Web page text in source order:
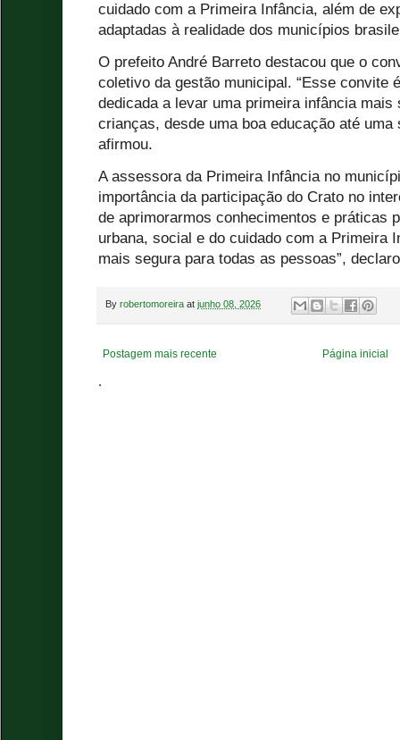
cuidado com a Primeira Infância, além de
adaptadas à realidade dos municípios
O prefeito André Barreto destacou que o
coletivo da gestão municipal. “Esse convite
dedicada a levar uma primeira infância mais
crianças, desde uma boa educação até uma
afirmou.
A assessora da Primeira Infância no
importância da participação do Crato no
de aprimorarmos conhecimentos e práticas
urbana, social e do cuidado com a Primeira
mais segura para todas as pessoas”,
By robertomoreira at junho 08, 2026
Postagem mais recente Página inicial
.